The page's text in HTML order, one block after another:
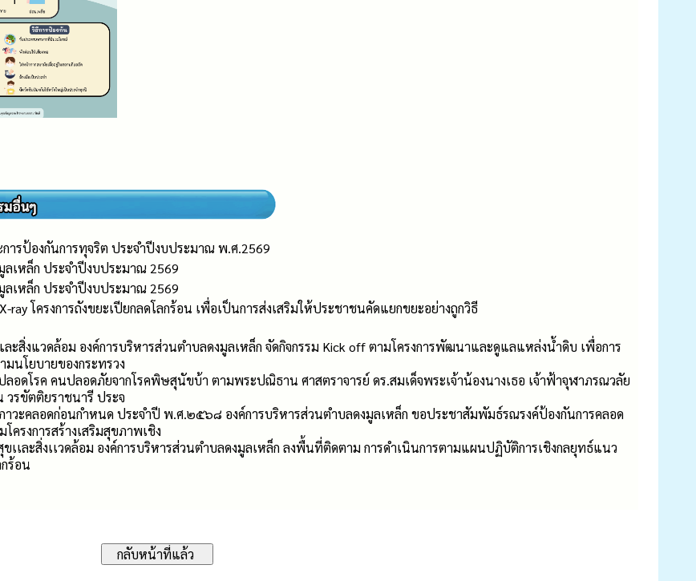
ารป้องกันการทุจริต ประจำปีงบประมาณ พ.ศ.2569
เหล็ก ประจำปีงบประมาณ 2569
เหล็ก ประจำปีงบประมาณ 2569
โครงการถังขยะเปียกลดโลกร้อน เพื่อเป็นการส่งเสริมให้ประชาชนคัดแยกขยะอย่างถูกวิธี
สิ่งแวดล้อม องค์การบริหารส่วนตำบลดงมูลเหล็ก จัดกิจกรรม Kick off ตามโครงการพัฒนาและดูแลแหล่งน้ำดิบ เพื่อการ
นโยบายของกระทรวง
อดโรค คนปลอดภัยจากโรคพิษสุนัขบ้า ตามพระปณิธาน ศาสตราจารย์ ดร.สมเด็จพระเจ้าน้องนางเธอ เจ้าฟ้าจุฬาภรณวลัย
วรขัตติยราชนารี ประจ
ภาวะคลอดก่อนกำหนด ประจำปี พ.ศ.๒๕๖๘ องค์การบริหารส่วนตำบลดงมูลเหล็ก ขอประชาสัมพัมธ์รณรงค์ป้องกันการคลอด
ครงการสร้างเสริมสุขภาพเชิง
เละสิ่งเเวดล้อม องค์การบริหารส่วนตำบลดงมูลเหล็ก ลงพื้นที่ติดตาม การดำเนินการตามแผนปฏิบัติการเชิงกลยุทธ์แนว
ร้อน